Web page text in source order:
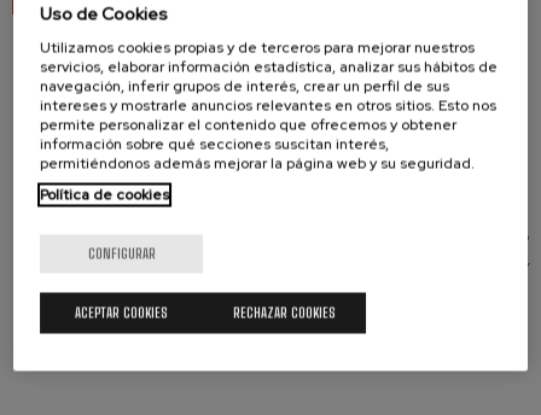
Este concierto se inscribe en el proyecto ARTIS+,
que está cofinanciado al 65% por la Unión Europea
a través del Programa Interreg VI-A España-
Francia-Andorra (POCTEFA 2021-2027). El objetivo
social de la zona fronteriza España-Francia-
Andorra.
Uso de Cookies
Utilizamos cookies propias y de terceros para mejorar nuestros
servicios, elaborar información estadística, analizar sus hábitos de
navegación, inferir grupos de interés, crear un perfil de sus
intereses y mostrarle anuncios relevantes en otros sitios. Esto nos
permite personalizar el contenido que ofrecemos y obtener
información sobre qué secciones suscitan interés,
permitiéndonos además mejorar la página web y su seguridad.
Política de cookies
CONFIGURAR
RECHAZAR COOKIES
ACEPTAR COOKIES